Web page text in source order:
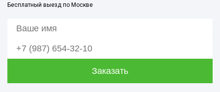
Бесплатный выезд по Москве